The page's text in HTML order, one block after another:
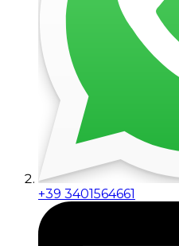
+39 3401564661